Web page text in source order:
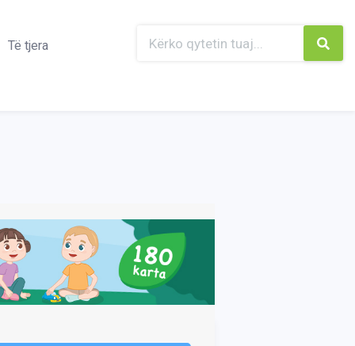
Të tjera